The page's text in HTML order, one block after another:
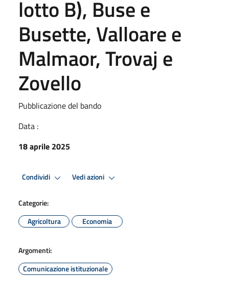
lotto B), Buse e
Busette, Valloare e
Malmaor, Trovaj e
Zovello
Pubblicazione del bando
Data :
18 aprile 2025
Condividi Vedi azioni
Categorie:
Agricoltura
Economia
Argomenti:
Comunicazione istituzionale